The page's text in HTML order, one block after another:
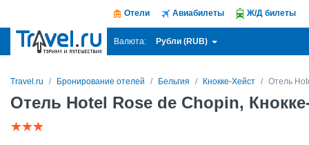
Отели Авиабилеты Ж/Д билеты
Валюта: Рубли (RUB)
Travel.ru Бронирование отелей Бельгия Кнокке-Хейст Отель
Отель Hotel Rose de Chopin,